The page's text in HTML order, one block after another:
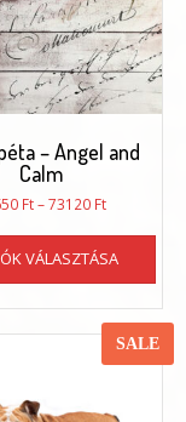
– Angel and
Calm
Ft–73120 Ft
73120 Ft
VÁLASZTÁSA
van.
SALE